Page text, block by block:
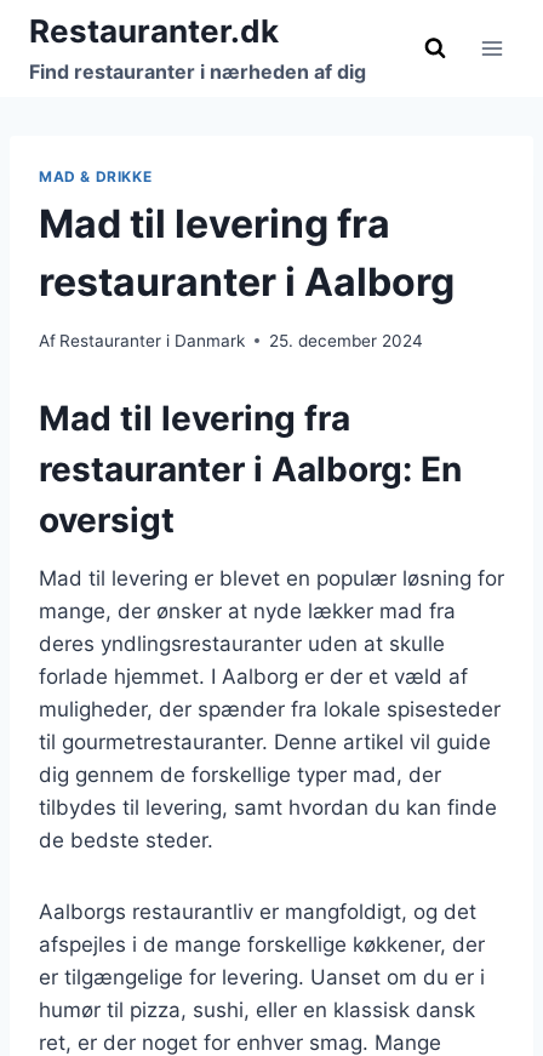
Fortsæt
indhold
Restauranter.dk
Find restauranter i nærheden af dig
MAD & DRIKKE
Mad til levering fra
restauranter i Aalborg
Af Restauranter i Danmark 25. december 2024
Mad til levering fra
restauranter i Aalborg: En
oversigt
Mad til levering er blevet en populær løsning for
mange, der ønsker at nyde lækker mad fra
deres yndlingsrestauranter uden at skulle
forlade hjemmet. I Aalborg er der et væld af
muligheder, der spænder fra lokale spisesteder
til gourmetrestauranter. Denne artikel vil guide
dig gennem de forskellige typer mad, der
tilbydes til levering, samt hvordan du kan finde
de bedste steder.
Aalborgs restaurantliv er mangfoldigt, og det
afspejles i de mange forskellige køkkener, der
er tilgængelige for levering. Uanset om du er i
humør til pizza, sushi, eller en klassisk dansk
ret, er der noget for enhver smag. Mange